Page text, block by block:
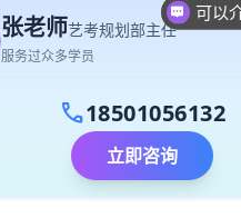
张老师艺考规划部主任
服务过众多学员
call18501056132
立即咨询